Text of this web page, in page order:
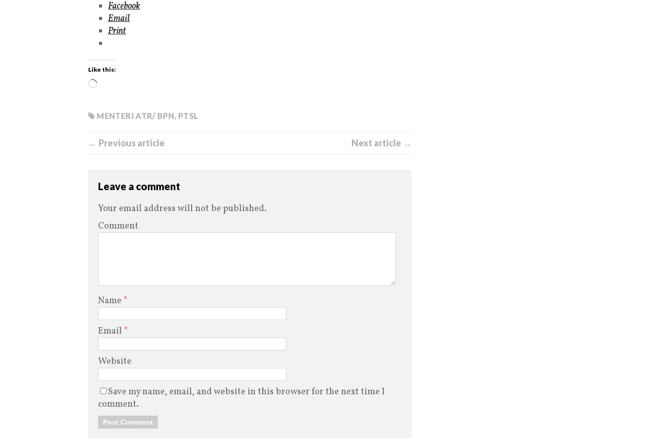
Facebook
Email
Print
Like this:
MENTERI ATR/ BPN, PTSL
← Previous article Next article →
Leave a comment
Your email address will not be published.
Comment
Name *
Email *
Website
Save my name, email, and website in this browser for the next time I
comment.